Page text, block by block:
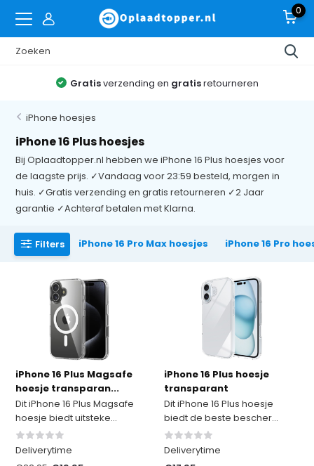
0
Gratisverzending en gratisretourneren
iPhone hoesjes
iPhone 16 Plus hoesjes
Bij Oplaadtopper.nl hebben we iPhone 16 Plus hoesjes voor
de laagste prijs. ✓Vandaag voor 23:59 besteld, morgen in
huis. ✓Gratis verzending en gratis retourneren ✓2 Jaar
garantie ✓Achteraf betalen met Klarna.
Filters iPhone 16 Pro Max hoesjes iPhone 16 Pro
iPhone 16 Plus Magsafe
hoesje transparan...
Dit iPhone 16 Plus Magsafe
hoesje biedt uitsteke...
Deliverytime
iPhone 16 Plus hoesje
transparant
Dit iPhone 16 Plus hoesje
biedt de beste bescher...
Deliverytime